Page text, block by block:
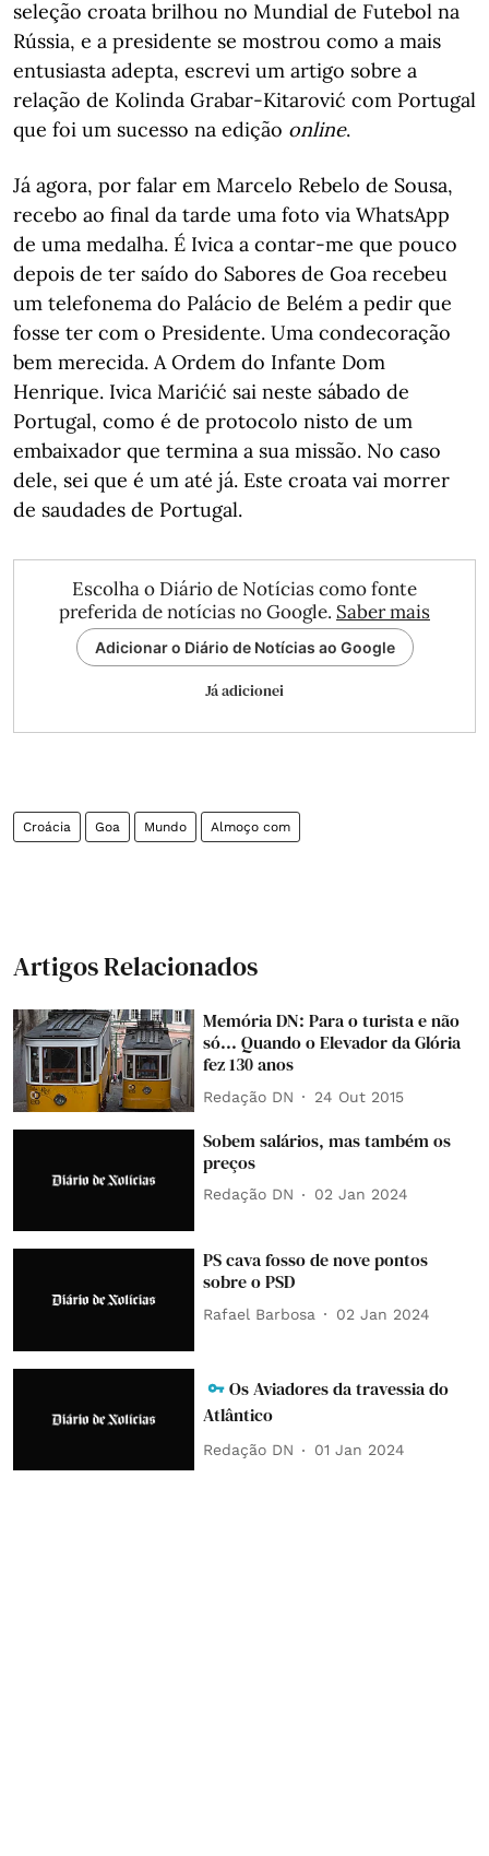
seleção croata brilhou no Mundial de Futebol na
Rússia, e a presidente se mostrou como a mais
entusiasta adepta, escrevi um artigo sobre a
relação de Kolinda Grabar-Kitarović com Portugal
que foi um sucesso na edição online.
Já agora, por falar em Marcelo Rebelo de Sousa,
recebo ao final da tarde uma foto via WhatsApp
de uma medalha. É Ivica a contar-me que pouco
depois de ter saído do Sabores de Goa recebeu
um telefonema do Palácio de Belém a pedir que
fosse ter com o Presidente. Uma condecoração
bem merecida. A Ordem do Infante Dom
Henrique. Ivica Marićić sai neste sábado de
Portugal, como é de protocolo nisto de um
embaixador que termina a sua missão. No caso
dele, sei que é um até já. Este croata vai morrer
de saudades de Portugal.
Escolha o Diário de Notícias como fonte
preferida de notícias no Google. Saber mais
Adicionar o Diário de Notícias ao Google
Já adicionei
Croácia Goa Mundo Almoço com
Artigos Relacionados
Memória DN: Para o turista e não
só... Quando o Elevador da Glória
fez 130 anos
Redação DN 24 Out 2015
Sobem salários, mas também os
preços
Redação DN 02 Jan 2024
PS cava fosso de nove pontos
sobre o PSD
Rafael Barbosa 02 Jan 2024
Os Aviadores da travessia do
Atlântico
Redação DN 01 Jan 2024